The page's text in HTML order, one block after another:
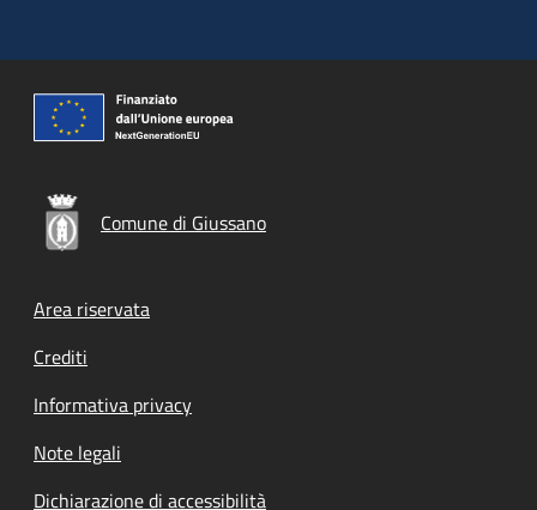
Comune di Giussano
Footer menu
Area riservata
Crediti
Informativa privacy
Note legali
Dichiarazione di accessibilità